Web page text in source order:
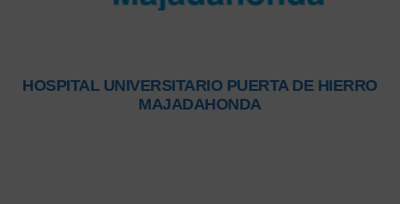
HOSPITAL UNIVERSITARIO PUERTA DE HIERRO
MAJADAHONDA